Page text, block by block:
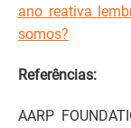
ano reativa
somos?
Referências:
AARP